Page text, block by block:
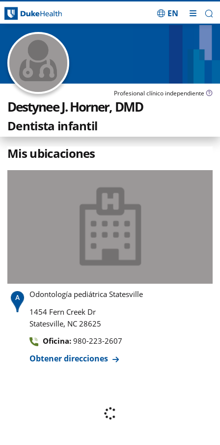
EN
Profesional clínico independiente
Destynee J. Horner, DMD
Dentista infantil
Mis ubicaciones
Odontología pediátrica Statesville
1454 Fern Creek Dr
Statesville, NC 28625
Oficina: 980-223-2607
Obtener direcciones